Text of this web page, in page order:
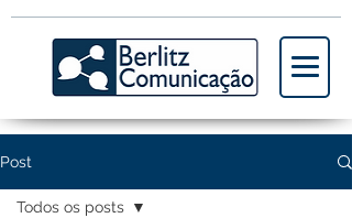
Post
Todos os posts